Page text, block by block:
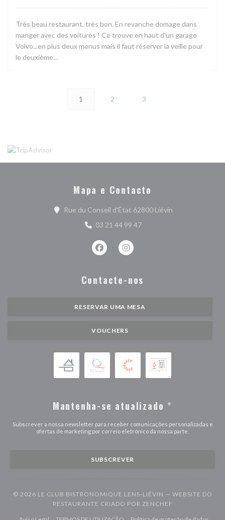
Très beau restaurant, très bon. En revanche domage dans
manger avec des voitures ! Ce trouve en haut d'un garage
Volvo...en plus deux menus mais il faut réserver la veille pour
le deuxième...
1 2 3
Mapa e Contacto
Rue du Conseil d'État 62800 Liévin
03 21 44 99 47
Facebook ((abre numa nova janela))
Instagram ((abre numa nova
Contacte-nos
RESERVAR UMA MESA
VOUCHERS
Mantenha-se atualizado *
Subscrever a nossa newsletter para receber comunicações personalizadas e
ofertas de marketing por correio eletrónico da nossa parte.
SUBSCREVER
© 2026 LE CLUB BISTRONOMIQUE LENS-LIÉVIN — WEBSITE DO
RESTAURANTE CRIADO POR ZENCHEF
((abre numa nova janela)) ((abre numa nova janela))